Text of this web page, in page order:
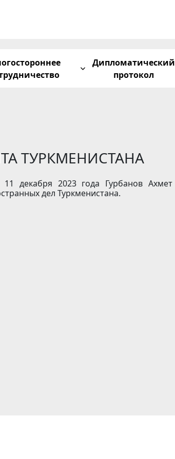
Дипломатический
протокол
ТУРКМЕНИСТАНА
декабря 2023 года Гурбанов Ахмет
дел Туркменистана.